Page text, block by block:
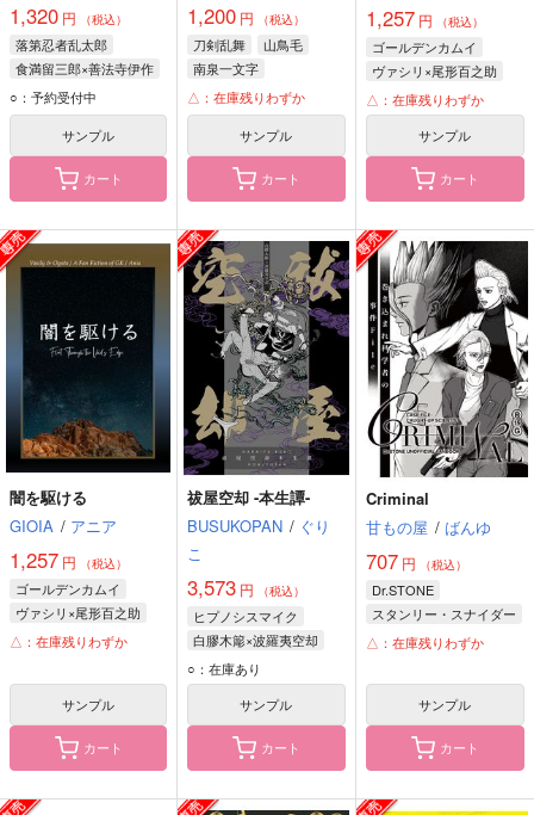
1,320 円 （税込）
落第忍者乱太郎
食満留三郎×善法寺伊作
善法寺伊作
食満留三郎
立花仙蔵
○：予約受付中
サンプル
カート
1,200 円 （税込）
刀剣乱舞
山鳥毛
南泉一文字
一文字則宗
△：在庫残りわずか
サンプル
カート
1,257円 （税込）
ゴールデンカムイ
ヴァシリ×尾形百之助
尾形百之助
ヴァシリ・パヴリチェンコ
△：在庫残りわずか
サンプル
カート
闇を駆ける
GIOIA / アニア
1,257 円 （税込）
ゴールデンカムイ
ヴァシリ×尾形百之助
尾形百之助
△：在庫残りわずか
サンプル
カート
祓屋空却 -本生譚-
BUSUKOPAN / ぐり
こ
3,573 円 （税込）
ヒプノシスマイク
白膠木簓×波羅夷空却
波羅夷空却
○：在庫あり
サンプル
カート
Criminal
甘もの屋 / ばんゆ
707円 （税込）
Dr.STONE
スタンリー・スナイダー
石神千空
△：在庫残りわずか
サンプル
カート